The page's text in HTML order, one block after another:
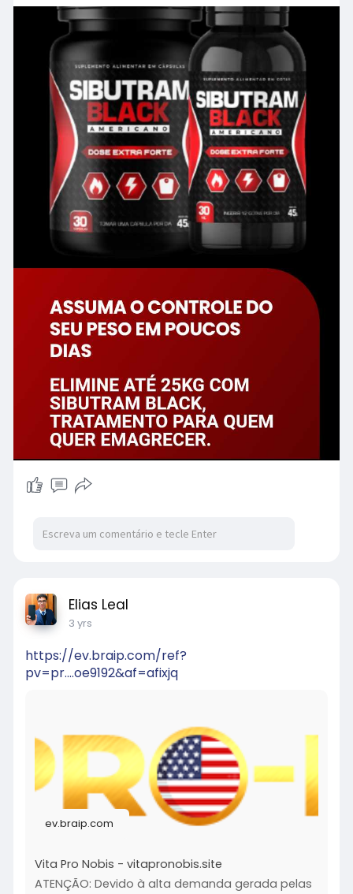
Elias Leal
3 yrs
https://ev.braip.com/ref?
pv=pr....oe9192&af=afixjq
ev.braip.com
Vita Pro Nobis - vitapronobis.site
ATENÇÃO: Devido à alta demanda gerada pelas